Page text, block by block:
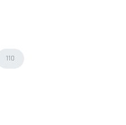
110